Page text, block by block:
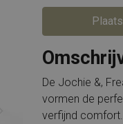
De Jochie &,
vormen de
verfijnd